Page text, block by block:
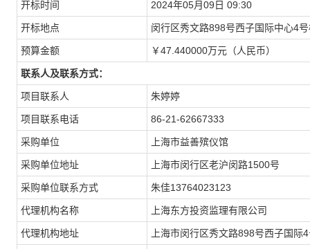
开标时间 2024年05月09日 09:30
开标地点 闵行区秀文路898号西子国际中心4
预算金额 ￥47.440000万元（人民币）
联系人及联系方式：
项目联系人 朱婷婷
项目联系电话 86-21-62667333
采购单位 上海市益善殡仪馆
采购单位地址 上海市闵行区老沪闵路1500号
采购单位联系方式 朱佳13764023123
代理机构名称 上海东方投资监理有限公司
代理机构地址 上海市闵行区秀文路898号西子国际